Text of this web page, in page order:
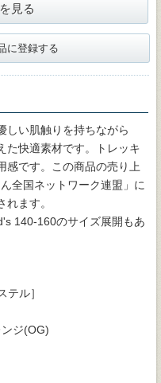
見る
に登録する
しい肌触りを持ちながら
た快適素材です。トレッキ
感です。この商品の売り上
全国ネットワーク連盟」に
ます。
140-160のサイズ展開もあ
テル］
ジ(OG)